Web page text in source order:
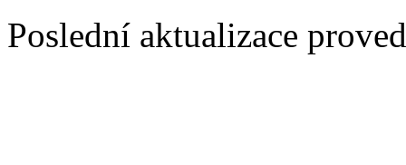
Poslední aktualizace